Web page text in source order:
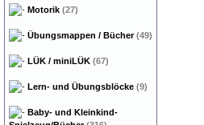
Motorik (27)
Übungsmappen / Bücher(49)
LÜK / miniLÜK (67)
Lern- und Übungsblöcke (9)
Baby- und Kleinkind-